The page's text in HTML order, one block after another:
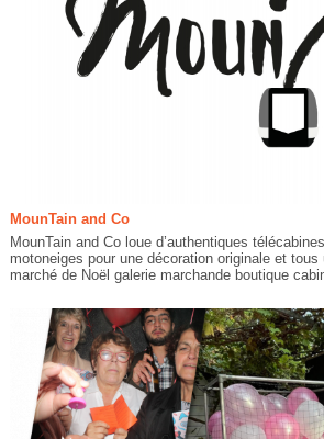
MounTain and Co
MounTain and Co loue d’authentiques
motoneiges pour une décoration originale et
marché de Noël galerie marchande boutique